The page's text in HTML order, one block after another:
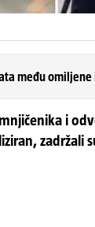
među omiljene
i
zadržali